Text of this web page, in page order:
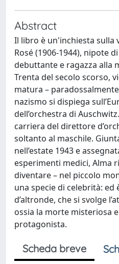
Abstract
Il libro è un'inchiesta sulla
Rosé (1906-1944), nipote
debuttante e ragazza alla
Trenta del secolo scorso,
matura –
nazismo si dispiega
dell’orchestra di
carriera del direttore
soltanto al maschile.
nell’estate 1943 e
esperimenti medici, Alma
diventare – nel piccolo
una specie di celebrità: ed
d’altronde, che si svolge
ossia la morte misteriosa
protagonista.
Scheda breve